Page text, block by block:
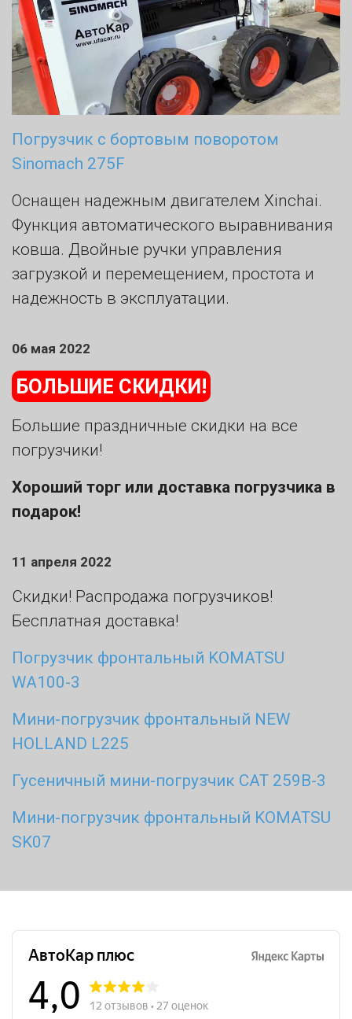
Погрузчик с бортовым поворотом
Sinomach 275F
Оснащен надежным двигателем Xinchai.
Функция автоматического выравнивания
ковша. Двойные ручки управления
загрузкой и перемещением, простота и
надежность в эксплуатации.
06 мая 2022
БОЛЬШИЕ СКИДКИ!
Большие праздничные скидки на все
погрузчики!
Хороший торг или доставка погрузчика в
подарок!
11 апреля 2022
Скидки! Распродажа погрузчиков!
Бесплатная доставка!
Погрузчик фронтальный KOMATSU
WA100-3
Мини-погрузчик фронтальный NEW
HOLLAND L225
Гусеничный мини-погрузчик CAT 259B-3
Мини-погрузчик фронтальный KOMATSU
SK07